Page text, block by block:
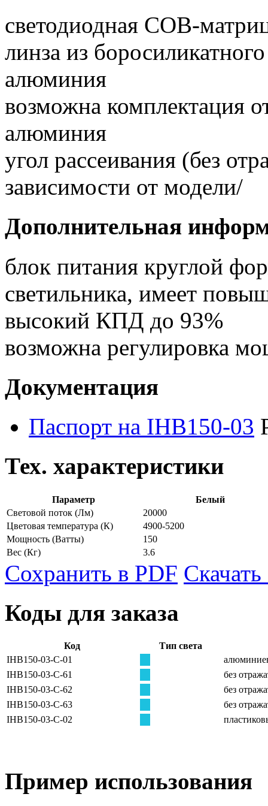
светодиодная COB-
линза из
алюминия
возможна комплектация
алюминия
угол рассеивания (без
зависимости от модели/
Дополнительная
блок питания круглой
светильника, имеет
высокий КПД до 93%
возможна регулировка
Документация
Паспорт на IHB150-03
Тех. характеристики
Параметр
Белый
Световой поток (Лм)
20000
Цветовая температура (К)
4900-5200
Мощность (Ватты)
150
Вес (Кг) 3.6
Сохранить в PDF
Коды для заказа
Код
Тип света
IHB150-03-C-01
IHB150-03-C-61
без
IHB150-03-C-62
без
IHB150-03-C-63
без
IHB150-03-C-02
Пример использования